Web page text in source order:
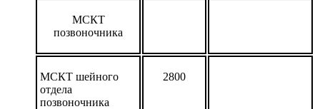
МСКТ
позвоночника
МСКТ шейного
отдела
позвоночника
2800